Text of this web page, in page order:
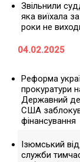
Звільнили
яка виїхала
роки не
04.02.2025
Реформа
прокуратури
Державний
США
фінансування
Ізюмський
служби